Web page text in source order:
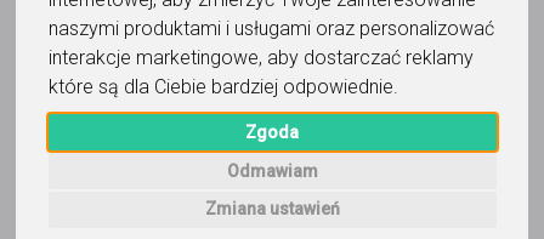
naszymi produktami i usługami oraz personalizować
interakcje marketingowe, aby dostarczać reklamy
które są dla Ciebie bardziej odpowiednie
Zgoda
Odmawiam
Zmiana ustawień
Yuliya Shauchenka
Wyślij wiadomość